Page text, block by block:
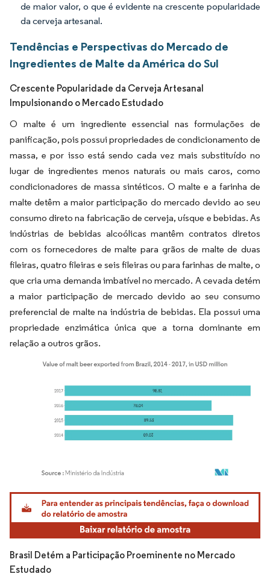
de maior valor, o que é evidente na crescente popularidade
da cerveja artesanal.
Tendências e Perspectivas do Mercado de
Ingredientes de Malte da América do Sul
Crescente Popularidade da Cerveja Artesanal
Impulsionando o Mercado Estudado
O malte é um ingrediente essencial nas formulações de
panificação, pois possui propriedades de condicionamento de
massa, e por isso está sendo cada vez mais substituído no
lugar de ingredientes menos naturais ou mais caros, como
condicionadores de massa sintéticos. O malte e a farinha de
malte detêm a maior participação do mercado devido ao seu
consumo direto na fabricação de cerveja, uísque e bebidas. As
indústrias de bebidas alcoólicas mantêm contratos diretos
com os fornecedores de malte para grãos de malte de duas
fileiras, quatro fileiras e seis fileiras ou para farinhas de malte, o
que cria uma demanda imbatível no mercado. A cevada detém
a maior participação de mercado devido ao seu consumo
preferencial de malte na indústria de bebidas. Ela possui uma
propriedade enzimática única que a torna dominante em
relação a outros grãos.
Imagem © Mordor Intelligence. O reuso requer atribuição conforme CC BY 4.0.
Brasil Detém a Participação Proeminente no Mercado
Estudado